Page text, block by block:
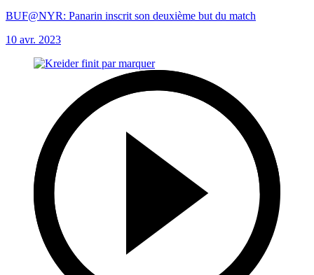
BUF@NYR: Panarin inscrit son deuxième but du match
10 avr. 2023